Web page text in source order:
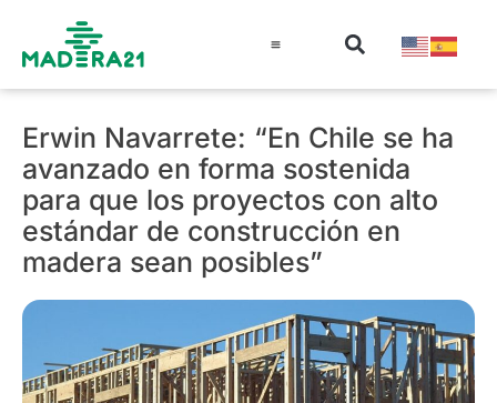
Erwin Navarrete: “En Chile se ha
avanzado en forma sostenida
para que los proyectos con alto
estándar de construcción en
madera sean posibles”